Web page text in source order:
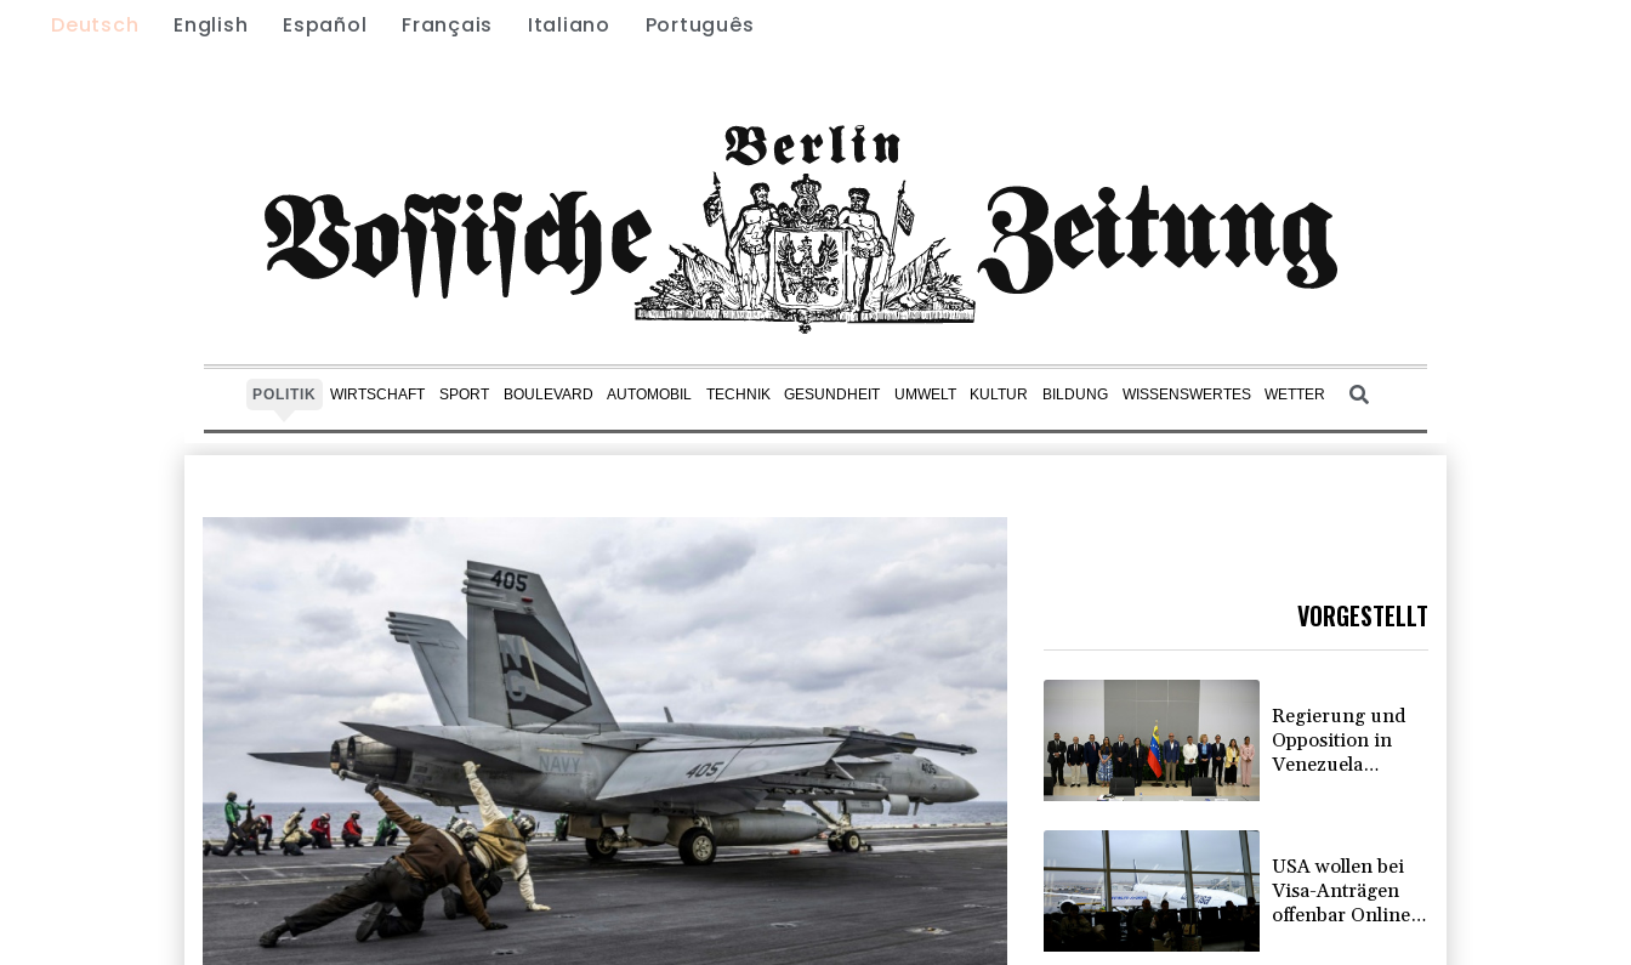
Deutsch English Español Français Italiano Português
POLITIK WIRTSCHAFT SPORT BOULEVARD AUTOMOBIL TECHNIK GESUNDHEIT UMWELT KULTUR BILDUNG WISSENSWERTES WETTER
VORGESTELLT
Regierung und
Opposition in
Venezuela
USA wollen bei
Visa-Anträgen
offenbar Online-